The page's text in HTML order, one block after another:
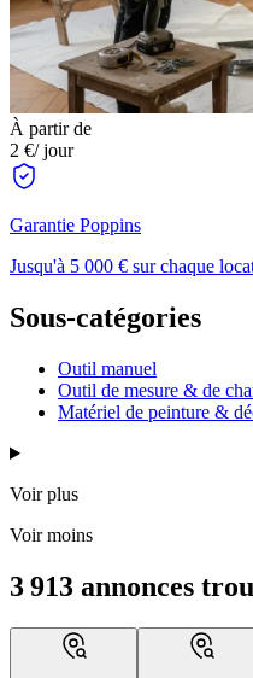
À partir de
2 €/ jour
Garantie Poppins
Jusqu'à 5 000 € sur chaque
Sous-catégories
Outil manuel
Outil de mesure & de
Matériel de peinture &
Voir plus
Voir moins
3 913 annonces